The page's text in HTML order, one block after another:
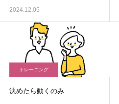
2024.12.05
トレーニング
決めたら動くのみ